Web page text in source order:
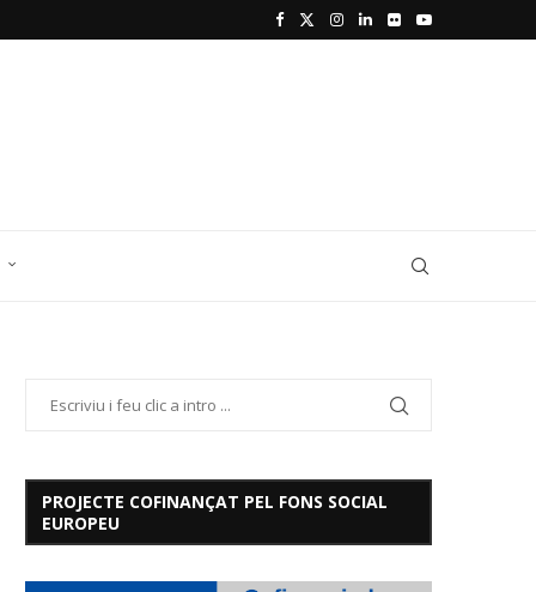
PROJECTE COFINANÇAT PEL FONS SOCIAL
EUROPEU